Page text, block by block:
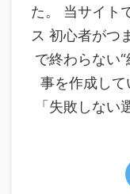
た。 当サイト
ス 初心者がつ
で終わらない
事を作成し
「失敗しな